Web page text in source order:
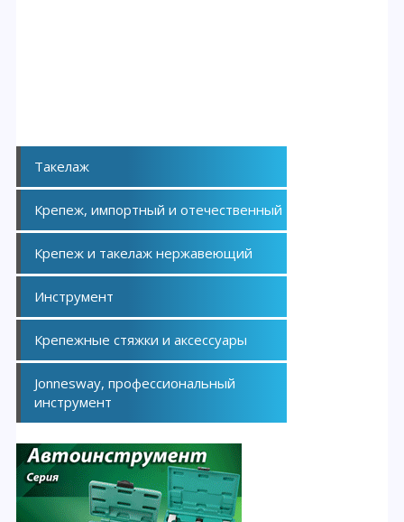
Такелаж
Крепеж, импортный и отечественный
Крепеж и такелаж нержавеющий
Инструмент
Крепежные стяжки и аксессуары
Jonnesway, профессиональный
инструмент